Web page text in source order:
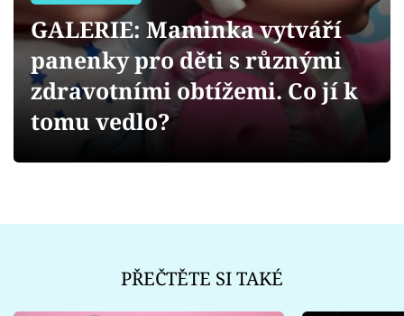
Videa
Sledujte prima+
GALERIE: Maminka vytváří
panenky pro děti s různými
zdravotními obtížemi. Co jí k
tomu vedlo?
PŘEČTĚTE SI TAKÉ